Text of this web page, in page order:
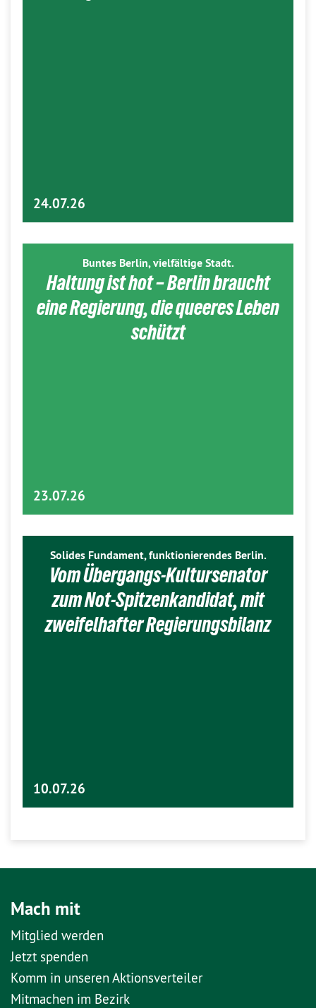
24.07.26
Buntes Berlin, vielfältige Stadt.
Haltung ist hot – Berlin braucht
eine Regierung, die queeres Leben
schützt
23.07.26
Solides Fundament, funktionierendes Berlin.
Vom Übergangs-Kultursenator
zum Not-Spitzenkandidat, mit
zweifelhafter Regierungsbilanz
10.07.26
Mach mit
Mitglied werden
Jetzt spenden
Komm in unseren Aktionsverteiler
Mitmachen im Bezirk